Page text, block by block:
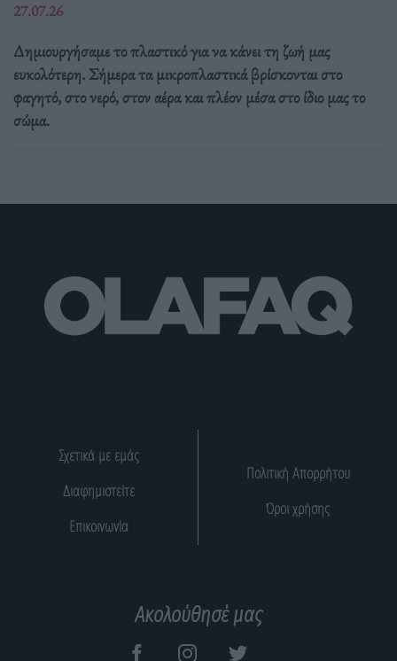
27.07.26
Δημιουργήσαμε το πλαστικό για να κάνει τη ζωή μας
ευκολότερη. Σήμερα τα μικροπλαστικά βρίσκονται στο
φαγητό, στο νερό, στον αέρα και πλέον μέσα στο ίδιο μας το
σώμα.
Σχετικά με εμάς
Διαφημιστείτε
Επικοινωνία
Πολιτική Απορρήτου
Όροι χρήσης
Ακολούθησέ μας